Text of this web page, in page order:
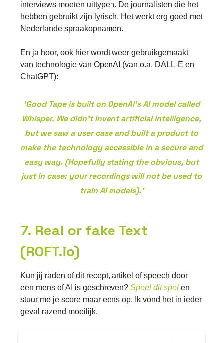
interviews moeten uittypen. De journalisten die het
hebben gebruikt zijn lyrisch. Het werkt erg goed met
Nederlande spraakopnamen.
En ja hoor, ook hier wordt weer gebruikgemaakt
van technologie van OpenAI (van o.a. DALL-E en
ChatGPT):
‘Good Tape is built on OpenAI's AI model called
Whisper. We didn't invent artificial intelligence,
but we saw a user case and built a product to
make the technology accessible in a secure and
easy way. (Hopefully stating the obvious, but
just in case: your recordings will not be used to
train AI models).’
7. Real or fake Text
(ROFT.io)
Kun jij raden of dit recept, artikel of speech door
een mens of AI is geschreven? Speel dit spel en
stuur me je score maar eens op. Ik vond het in ieder
geval razend moeilijk.